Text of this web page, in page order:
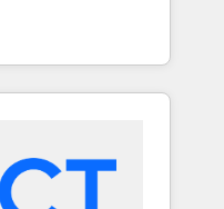
from
and
with great
digital
content and